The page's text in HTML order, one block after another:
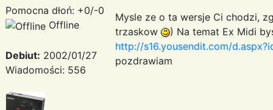
Pomocna dłoń: +0/-0
Offline
Debiut: 2002/01/27
Wiadomości: 556
Mysle ze o ta wersje Ci chodzi,
trzaskow
) Na temat Ex Midi
http://s16.yousendit.com/
pozdrawiam